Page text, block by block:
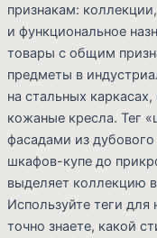
признакам:
и функциональное
товары с общим
предметы в
на стальных
кожаные кресла. Тег
фасадами из дубового
шкафов-купе до
выделяет коллекцию
Используйте теги для
точно знаете, какой